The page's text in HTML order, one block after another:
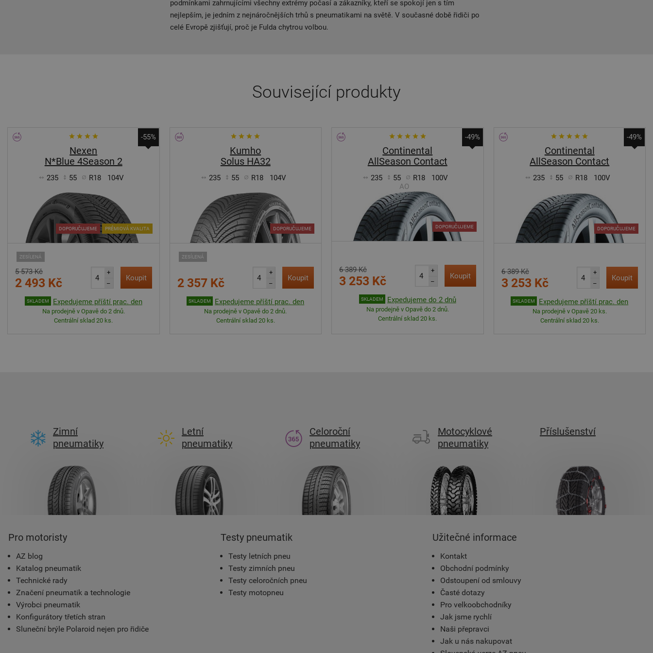
podmínkami zahrnujícími všechny extrémy počasí a zákazníky, kteří se spokojí jen s tím
nejlepším, je jedním z nejnáročnějších trhů s pneumatikami na světě. V současné době řidiči po
celé Evropě zjišťují, proč je Fulda chytrou volbou.
Související produkty
-55%
Nexen
N*Blue 4Season 2
235 55 R18 104V
ZESÍLENÁ
DOPORUČUJEME PRÉMIOVÁ KVALITA
5 573 Kč
2 493 Kč
+
–
Koupit
SKLADEM Expedujeme příští prac. den
Na prodejně v Opavě do 2 dnů.
Centrální sklad 20 ks.
Kumho
Solus HA32
235 55 R18 104V
ZESÍLENÁ
DOPORUČUJEME
2 357 Kč
+
–
Koupit
SKLADEM Expedujeme příští prac. den
Na prodejně v Opavě do 2 dnů.
Centrální sklad 20 ks.
-49%
Continental
AllSeason Contact
235 55 R18
100V
AO
DOPORUČUJEME
6 389 Kč
3 253 Kč
+
–
Koupit
SKLADEM Expedujeme do 2 dnů
Na prodejně v Opavě do 2 dnů.
Centrální sklad 20 ks.
-49%
Continental
AllSeason Contact
235 55 R18 100V
DOPORUČUJEME
6 389 Kč
3 253 Kč
+
–
Koupit
SKLADEM Expedujeme příští prac. den
Na prodejně v Opavě 20 ks.
Centrální sklad 20 ks.
Zimní
pneumatiky
Letní
pneumatiky
Celoroční
pneumatiky
Motocyklové
pneumatiky
Příslušenství
Pro motoristy
AZ blog
Katalog pneumatik
Technické rady
Značení pneumatik a technologie
Výrobci pneumatik
Konfigurátory třetích stran
Sluneční brýle Polaroid nejen pro řidiče
Testy pneumatik
Testy letních pneu
Testy zimních pneu
Testy celoročních pneu
Testy motopneu
Užitečné informace
Kontakt
Obchodní podmínky
Odstoupení od smlouvy
Časté dotazy
Pro velkoobchodníky
Jak jsme rychlí
Naši přepravci
Jak u nás nakupovat